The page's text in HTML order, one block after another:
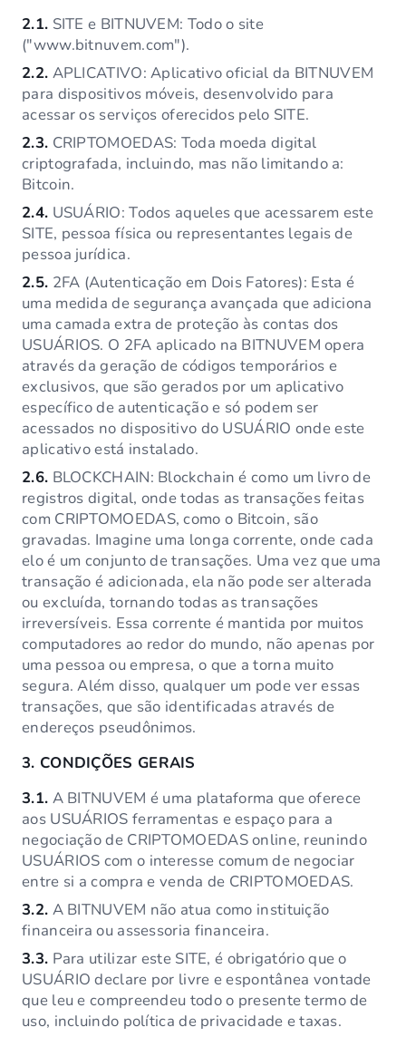
2.1. SITE e BITNUVEM: Todo o site
("www.bitnuvem.com").
2.2. APLICATIVO: Aplicativo oficial da BITNUVEM
para dispositivos móveis, desenvolvido para
acessar os serviços oferecidos pelo SITE.
2.3. CRIPTOMOEDAS: Toda moeda digital
criptografada, incluindo, mas não limitando a:
Bitcoin.
2.4. USUÁRIO: Todos aqueles que acessarem este
SITE, pessoa física ou representantes legais de
pessoa jurídica.
2.5. 2FA (Autenticação em Dois Fatores): Esta é
uma medida de segurança avançada que adiciona
uma camada extra de proteção às contas dos
USUÁRIOS. O 2FA aplicado na BITNUVEM opera
através da geração de códigos temporários e
exclusivos, que são gerados por um aplicativo
específico de autenticação e só podem ser
acessados no dispositivo do USUÁRIO onde este
aplicativo está instalado.
2.6. BLOCKCHAIN: Blockchain é como um livro de
registros digital, onde todas as transações feitas
com CRIPTOMOEDAS, como o Bitcoin, são
gravadas. Imagine uma longa corrente, onde cada
elo é um conjunto de transações. Uma vez que uma
transação é adicionada, ela não pode ser alterada
ou excluída, tornando todas as transações
irreversíveis. Essa corrente é mantida por muitos
computadores ao redor do mundo, não apenas por
uma pessoa ou empresa, o que a torna muito
segura. Além disso, qualquer um pode ver essas
transações, que são identificadas através de
endereços pseudônimos.
3. CONDIÇÕES GERAIS
3.1. A BITNUVEM é uma plataforma que oferece
aos USUÁRIOS ferramentas e espaço para a
negociação de CRIPTOMOEDAS online, reunindo
USUÁRIOS com o interesse comum de negociar
entre si a compra e venda de CRIPTOMOEDAS.
3.2. A BITNUVEM não atua como instituição
financeira ou assessoria financeira.
3.3. Para utilizar este SITE, é obrigatório que o
USUÁRIO declare por livre e espontânea vontade
que leu e compreendeu todo o presente termo de
uso, incluindo política de privacidade e taxas.